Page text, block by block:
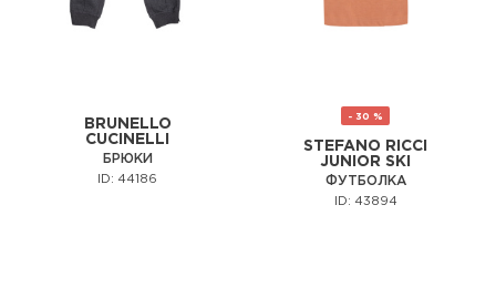
BRUNELLO
CUCINELLI
БРЮКИ
ID: 44186
- 30 %
STEFANO RICCI
JUNIOR SKI
ФУТБОЛКА
ID: 43894